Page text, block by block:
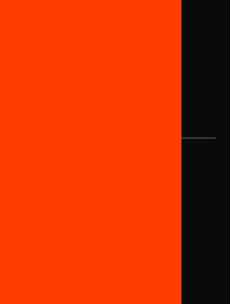
Barcelona